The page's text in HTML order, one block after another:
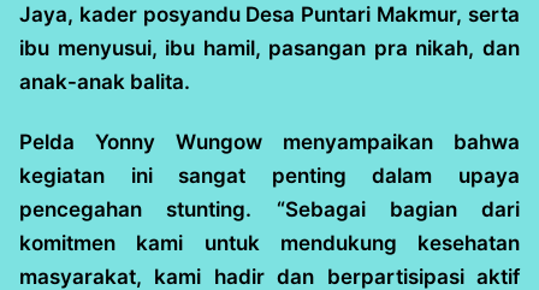
Jaya, kader posyandu Desa Puntari Makmur, serta
ibu menyusui, ibu hamil, pasangan pra nikah, dan
anak-anak balita.
Pelda Yonny Wungow menyampaikan bahwa
kegiatan ini sangat penting dalam upaya
pencegahan stunting. “Sebagai bagian dari
komitmen kami untuk mendukung kesehatan
masyarakat, kami hadir dan berpartisipasi aktif